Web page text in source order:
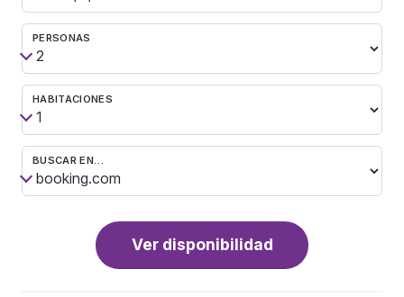
PERSONAS
HABITACIONES
BUSCAR EN…
Ver disponibilidad